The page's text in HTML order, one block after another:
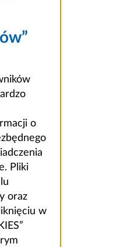
o
Pliki
oraz
w